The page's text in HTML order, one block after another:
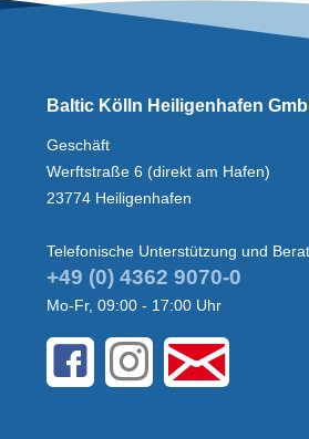
Baltic Kölln Heiligenhafen
Geschäft
Werftstraße 6 (direkt am Hafen)
23774 Heiligenhafen
Telefonische Unterstützung und
+49 (0) 4362 9070-0
Mo-Fr, 09:00 - 17:00 Uhr